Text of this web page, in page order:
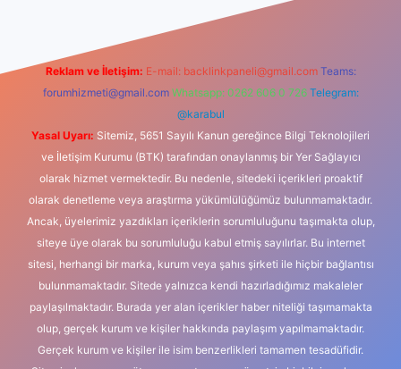
Reklam ve İletişim: E-mail: backlinkpaneli@gmail.com Teams:
forumhizmeti@gmail.com Whatsapp: 0262 606 0 726 Telegram:
@karabul
Yasal Uyarı: Sitemiz, 5651 Sayılı Kanun gereğince Bilgi Teknolojileri
ve İletişim Kurumu (BTK) tarafından onaylanmış bir Yer Sağlayıcı
olarak hizmet vermektedir. Bu nedenle, sitedeki içerikleri proaktif
olarak denetleme veya araştırma yükümlülüğümüz bulunmamaktadır.
Ancak, üyelerimiz yazdıkları içeriklerin sorumluluğunu taşımakta olup,
siteye üye olarak bu sorumluluğu kabul etmiş sayılırlar. Bu internet
sitesi, herhangi bir marka, kurum veya şahıs şirketi ile hiçbir bağlantısı
bulunmamaktadır. Sitede yalnızca kendi hazırladığımız makaleler
paylaşılmaktadır. Burada yer alan içerikler haber niteliği taşımamakta
olup, gerçek kurum ve kişiler hakkında paylaşım yapılmamaktadır.
Gerçek kurum ve kişiler ile isim benzerlikleri tamamen tesadüfidir.